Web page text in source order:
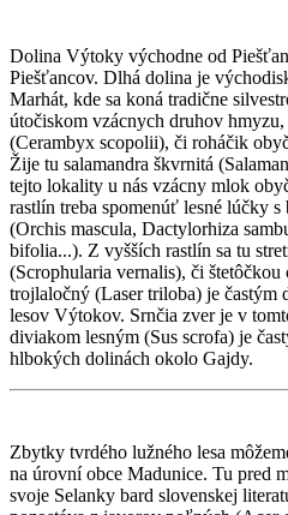
Dolina Výtoky východne od
Piešťancov. Dlhá dolina je
Marhát, kde sa koná tradične
útočiskom vzácnych druhov
(Cerambyx scopolii), či roháčik
Žije tu salamandra škvrnitá
tejto lokality u nás vzácny mlok
rastlín treba spomenúť lesné lúčky
(Orchis mascula, Dactylorhiza
bifolia...). Z vyšších rastlín sa tu
(Scrophularia vernalis), či
trojlaločný (Laser triloba) je častým
lesov Výtokov. Srnčia zver je v
diviakom lesným (Sus scrofa) je
hlbokých dolinách okolo Gajdy.
Zbytky tvrdého lužného lesa
na úrovní obce Madunice. Tu pred
svoje Selanky bard slovenskej